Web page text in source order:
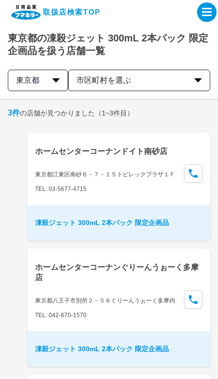
取扱店検索TOP
企業・IR情報サイト
製品情報サイト
取扱店検索はこちら
東京都の凍殺ジェット 300mL 2本パック 限定
企画品を扱う店舗一覧
東京都 市区町村を選ぶ
3件の店舗が見つかりました （1~3件目）
ホームセンターコーナンドイト南砂店
東京都江東区南砂６－７－１５トピレックプラザ１Ｆ
TEL: 03-5677-4715
凍殺ジェット 300mL 2本パック 限定企画品
ホームセンターコーナンぐりーんうぉーく多摩
店
東京都八王子市別所２－５６ぐりーんうぉーく多摩内
TEL: 042-670-1570
凍殺ジェット 300mL 2本パック 限定企画品